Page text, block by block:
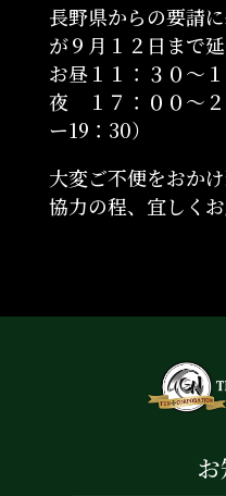
長野県からの要請
が９月１２日まで延
お昼１１：３０～
夜 １７：００～２
ー19：30）
大変ご不便をおか
協力の程、宜しくお